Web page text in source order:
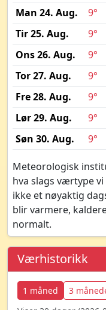
Man 24. Aug.
9°
Tir 25. Aug.
9°
Ons 26. Aug.
9°
Tor 27. Aug.
9°
Fre 28. Aug.
9°
Lør 29. Aug.
9°
Søn 30. Aug.
9°
Meteorologisk
hva slags værtype
ikke et nøyaktig
blir varmere,
normalt.
Værhistorikk
1 måned 3